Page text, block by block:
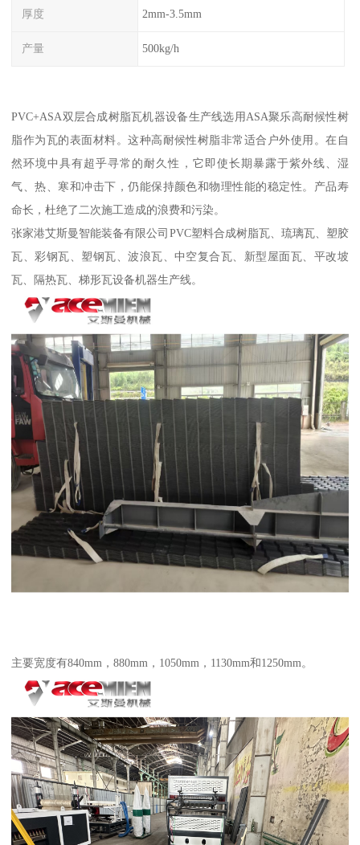
厚度 2mm-3.5mm
产量 500kg/h
PVC+ASA双层合成树脂瓦机器设备生产线选用ASA聚乐高耐候性树
脂作为瓦的表面材料。这种高耐候性树脂非常适合户外使用。在自
然环境中具有超乎寻常的耐久性，它即使长期暴露于紫外线、湿
气、热、寒和冲击下，仍能保持颜色和物理性能的稳定性。产品寿
命长，杜绝了二次施工造成的浪费和污染。
张家港艾斯曼智能装备有限公司PVC塑料合成树脂瓦、琉璃瓦、塑胶
瓦、彩钢瓦、塑钢瓦、波浪瓦、中空复合瓦、新型屋面瓦、平改坡
瓦、隔热瓦、梯形瓦设备机器生产线。
主要宽度有840mm，880mm，1050mm，1130mm和1250mm。